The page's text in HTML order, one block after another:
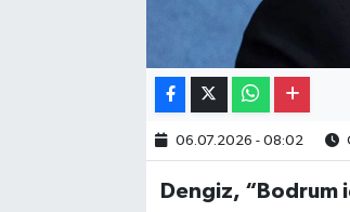
06.07.2026 - 08:02
Dengiz, “Bodrum